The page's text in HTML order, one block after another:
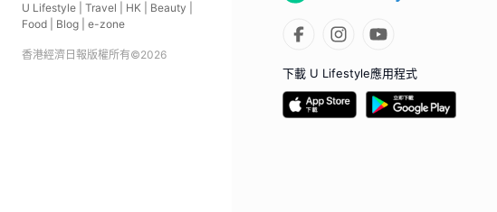
U Lifestyle Travel HK Beauty
Food
Blog e-zone
香港經濟日報版權所有©2026
下載 U Lifestyle應用程式